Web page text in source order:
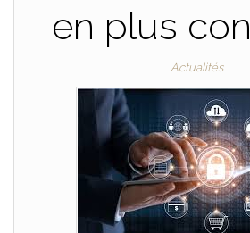
en plus
Actualités